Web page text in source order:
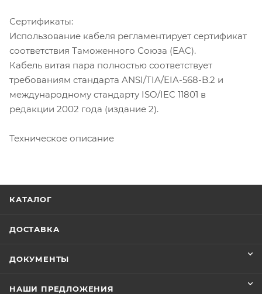
Сертификаты:
Использование кабеля регламентирует сертификат
соответствия Таможенного Союза (EAC).
Кабель витая пара полностью соответствует
требованиям стандарта ANSI/TIA/EIA-568-B.2 и
международному стандарту ISO/IEC 11801 в
редакции 2002 года (издание 2).
Техническое описание
КАТАЛОГ
ДОСТАВКА
ДОКУМЕНТЫ
НАШИ ПРЕДЛОЖЕНИЯ